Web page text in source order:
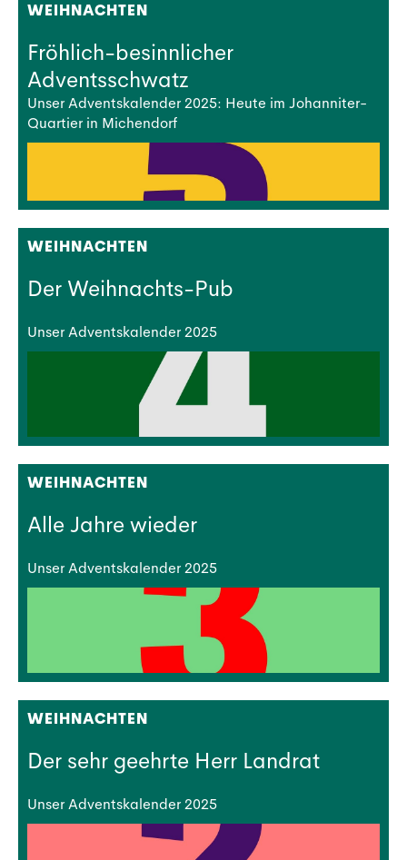
WEIHNACHTEN
Fröhlich-besinnlicher
Adventsschwatz
Unser Adventskalender 2025: Heute im Johanniter-
Quartier in Michendorf
WEIHNACHTEN
Der Weihnachts-Pub
Unser Adventskalender 2025
WEIHNACHTEN
Alle Jahre wieder
Unser Adventskalender 2025
WEIHNACHTEN
Der sehr geehrte Herr Landrat
Unser Adventskalender 2025